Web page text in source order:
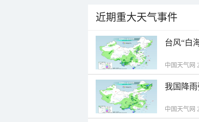
近期重大天气事件
台风“白
中国天气网
我国降
中国天气网